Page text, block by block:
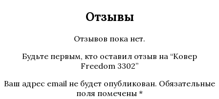
Отзывы
Отзывов пока нет.
Будьте первым, кто оставил отзыв на “Ковер
Freedom 3302”
Ваш адрес email не будет опубликован. Обязательные
поля помечены *